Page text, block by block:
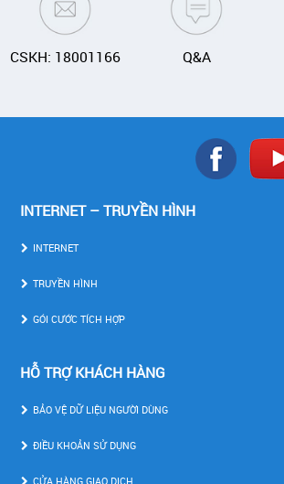
CSKH: 18001166 Q&A
INTERNET – TRUYỀN HÌNH
INTERNET
TRUYỀN HÌNH
GÓI CƯỚC TÍCH HỢP
HỖ TRỢ KHÁCH HÀNG
BẢO VỆ DỮ LIỆU NGƯỜI DÙNG
ĐIỀU KHOẢN SỬ DỤNG
CỬA HÀNG GIAO DỊCH